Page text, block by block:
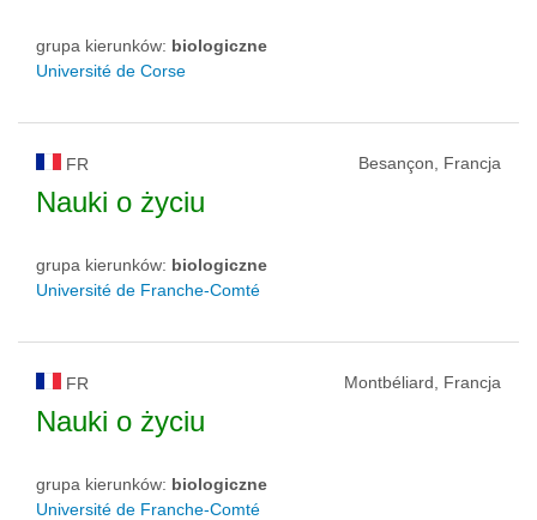
grupa kierunków: biologiczne
Université de Corse
FR Besançon, Francja
Nauki o życiu
grupa kierunków: biologiczne
Université de Franche-Comté
FR Montbéliard, Francja
Nauki o życiu
grupa kierunków: biologiczne
Université de Franche-Comté